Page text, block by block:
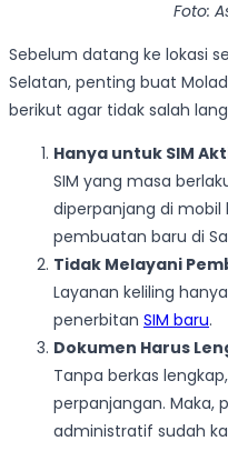
Foto:
Sebelum datang ke lokasi
Selatan, penting buat
berikut agar tidak salah
Hanya untuk SIM
SIM yang masa
diperpanjang di mobil
pembuatan baru di
Tidak Melayani
Layanan keliling
penerbitan SIM baru.
Dokumen Harus
Tanpa berkas
perpanjangan. Maka,
administratif sudah